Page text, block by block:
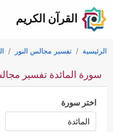
القرآن الكريم
الرئيسية تفسير مجالس النور
سورة المائدة تفسير مجالس
اختر سورة